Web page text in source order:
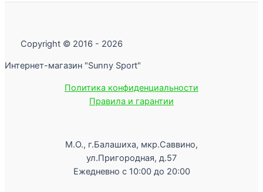
Copyright © 2016 - 2026
Интернет-магазин "Sunny Sport"
Политика конфиденциальности
Правила и гарантии
М.О., г.Балашиха, мкр.Саввино,
ул.Пригородная, д.57
Ежедневно с 10:00 до 20:00